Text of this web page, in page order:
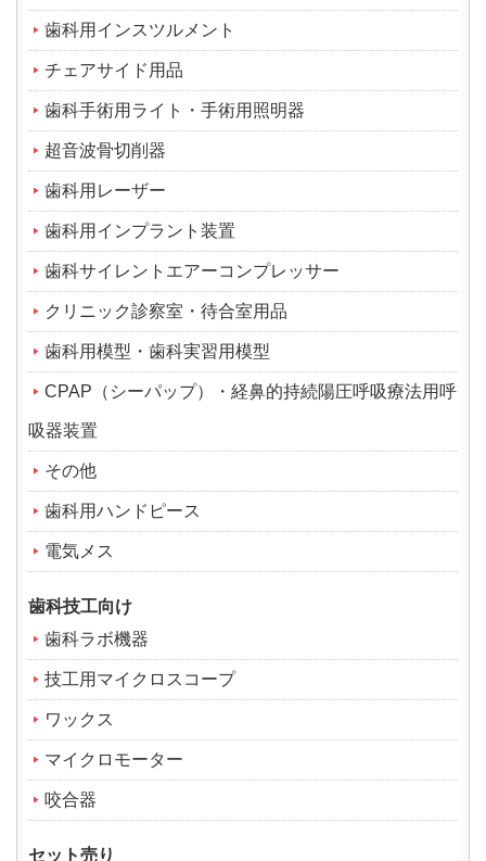
歯科用インスツルメント
チェアサイド用品
歯科手術用ライト・手術用照明器
超音波骨切削器
歯科用レーザー
歯科用インプラント装置
歯科サイレントエアーコンプレッサー
クリニック診察室・待合室用品
歯科用模型・歯科実習用模型
CPAP（シーパップ）・経鼻的持続陽圧呼吸療法用呼
吸器装置
その他
歯科用ハンドピース
電気メス
歯科技工向け
歯科ラボ機器
技工用マイクロスコープ
ワックス
マイクロモーター
咬合器
セット売り